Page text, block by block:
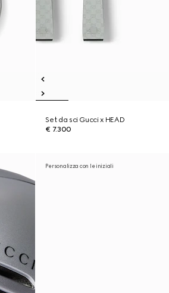
Set da sci Gucci x HEAD
€ 7.300
Personalizza con le iniziali